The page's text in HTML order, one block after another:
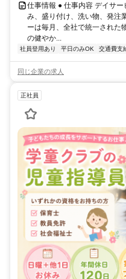
仕事情報 ● 仕事内容 デイサ
み、盛り付け、洗い物、発注
ーは毎月、全社で統一された
の健やか...
社員登用あり 平日のみOK 交通費支
同じ企業の求人
正社員